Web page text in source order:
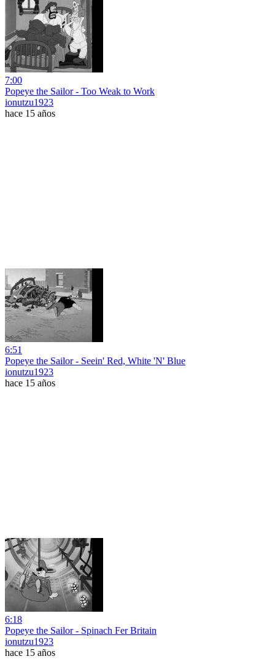
7:00
Popeye the Sailor - Too Weak to Work
ionutzu1923
hace 15 años
6:51
Popeye the Sailor - Seein' Red, White 'N' Blue
ionutzu1923
hace 15 años
6:18
Popeye the Sailor - Spinach Fer Britain
ionutzu1923
hace 15 años